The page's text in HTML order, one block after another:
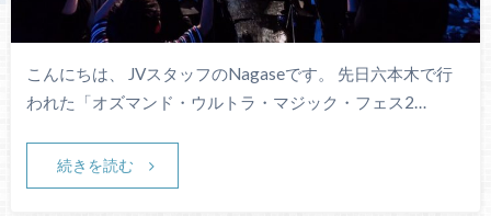
こんにちは、 JVスタッフのNagaseです。 先日六本木で行
われた「オズマンド・ウルトラ・マジック・フェス2…
続きを読む